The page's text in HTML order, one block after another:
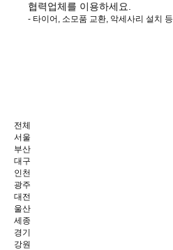
협력업체를 이용하세요.
- 타이어, 소모품 교환, 악세사리 설치 등
전체
서울
부산
대구
인천
광주
대전
울산
세종
경기
강원